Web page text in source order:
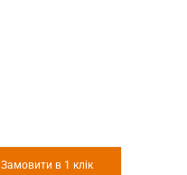
Замовити в 1 клік